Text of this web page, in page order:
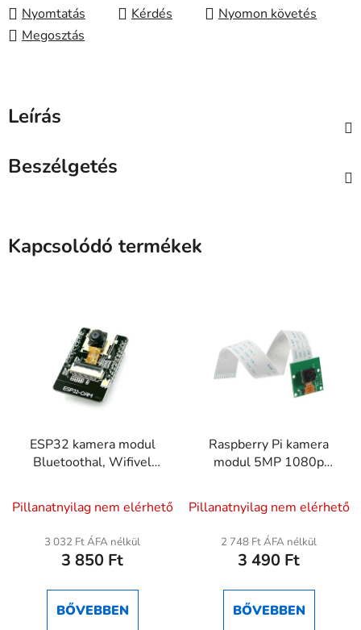
Nyomtatás Kérdés
Nyomon követés
Megosztás
Leírás
Beszélgetés
Kapcsolódó termékek
ESP32 kamera modul
Bluetoothal, Wifivel
Pillanatnyilag nem elérhető
3 032 Ft ÁFA nélkül
3 850 Ft
BŐVEBBEN
Raspberry Pi kamera
modul 5MP 1080p
termék
átlagos
értékelése
ből
Pillanatnyilag nem elérhető
2 748 Ft ÁFA nélkül
3 490 Ft
BŐVEBBEN